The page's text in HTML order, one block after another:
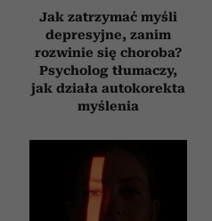
Jak zatrzymać myśli
depresyjne, zanim
rozwinie się choroba?
Psycholog tłumaczy,
jak działa autokorekta
myślenia